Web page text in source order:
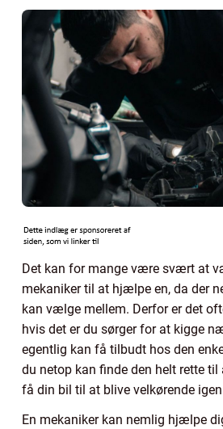
Det kan for mange være svært at
mekaniker til at hjælpe en, da der
kan vælge mellem. Derfor er det
hvis det er du sørger for at kigge
egentlig kan få tilbudt hos den
du netop kan finde den helt rette
få din bil til at blive velkørende
En mekaniker kan nemlig hjælpe